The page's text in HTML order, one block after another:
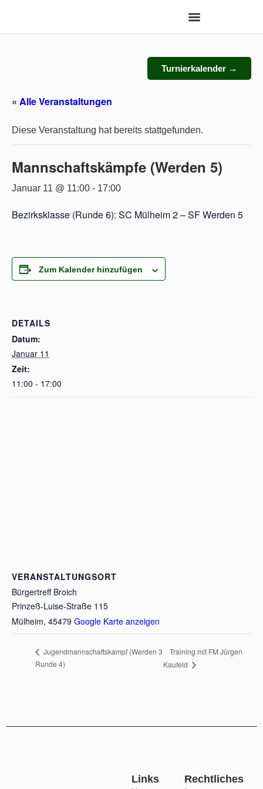
Turnierkalender →
« Alle Veranstaltungen
Diese Veranstaltung hat bereits stattgefunden.
Mannschaftskämpfe (Werden 5)
Januar 11 @ 11:00 - 17:00
Bezirksklasse (Runde 6): SC Mülheim 2 – SF Werden 5
Zum Kalender hinzufügen
DETAILS
Datum:
Januar 11
Zeit:
11:00 - 17:00
VERANSTALTUNGSORT
Bürgertreff Broich
Prinzeß-Luise-Straße 115
Mülheim, 45479 Google Karte anzeigen
Jugendmannschaftskampf (Werden 3
Runde 4)
Training mit FM Jürgen
Kaufeld
Links Rechtliches